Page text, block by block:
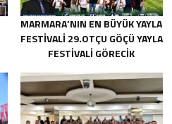
MARMARA’NIN EN BÜYÜK YAYLA
FESTIVALI 29.OTÇU GÖÇÜ YAYLA
FESTIVALI GÖRECIK